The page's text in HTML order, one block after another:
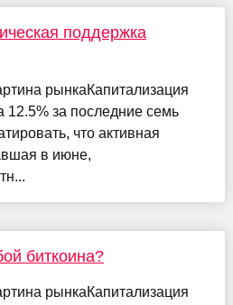
поддержка
рынкаКапитализация
12.5% за последние семь
что активная
в июне,
биткоина?
рынкаКапитализация